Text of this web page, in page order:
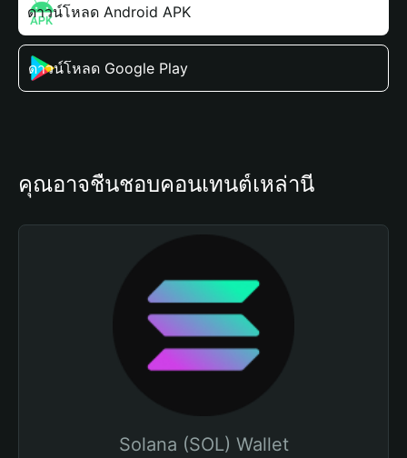
ดาวน์โหลด Android APK
ดาวน์โหลด Google Play
คุณอาจชื่นชอบคอนเทนต์เหล่านี้
Solana (SOL) Wallet